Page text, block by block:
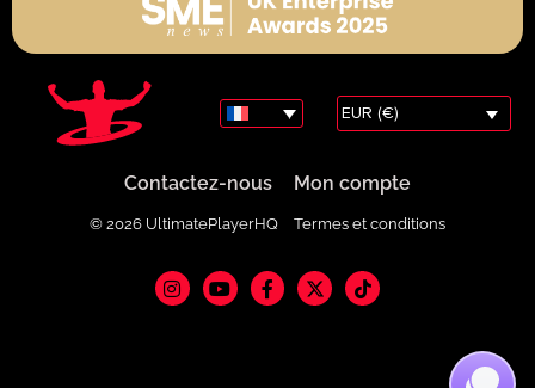
EUR (€)
Contactez-nous Mon compte
© 2026 UltimatePlayerHQ Termes et conditions